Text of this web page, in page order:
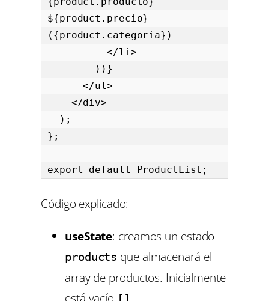
${product.precio}
({product.categoria})
      </ul>
};
export default ProductList;
Código explicado:
useState: creamos un estado
products que almacenará el
array de productos. Inicialmente
está vacío []